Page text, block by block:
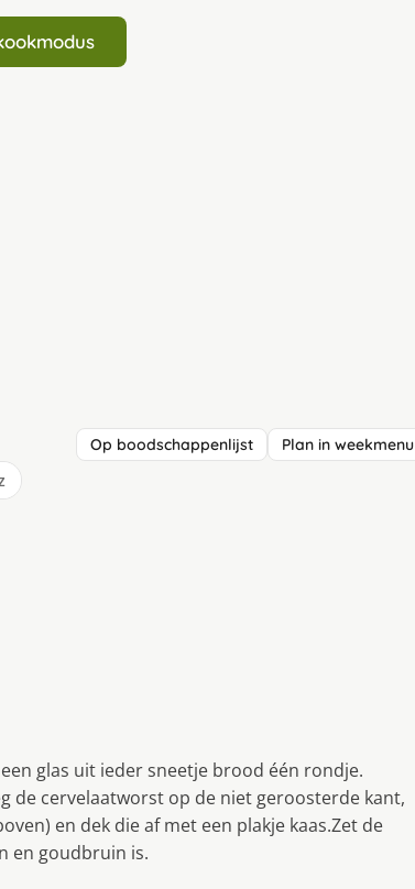
Op boodschappenlijst Plan in weekmenu
glas uit ieder sneetje brood één rondje.
de cervelaatworst op de niet geroosterde kant,
en dek die af met een plakje kaas.Zet de
en goudbruin is.